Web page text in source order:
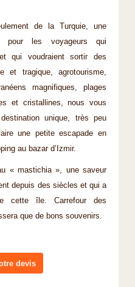
de la Turquie, une
pour les voyageurs qui
qui voudraient sortir des
et tragique, agrotourisme,
magnifiques, plages
et cristallines, nous vous
unique, très peu
une petite escapade en
au bazar d’Izmir.
« mastichia », une saveur
depuis des siècles et qui a
cette île. Carrefour des
que de bons souvenirs.
devis